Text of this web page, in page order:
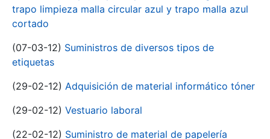
trapo limpieza malla circular azul y trapo malla azul
cortado
(07-03-12) Suministros de diversos tipos de
etiquetas
(29-02-12) Adquisición de material informático tóner
(29-02-12) Vestuario laboral
(22-02-12) Suministro de material de papelería